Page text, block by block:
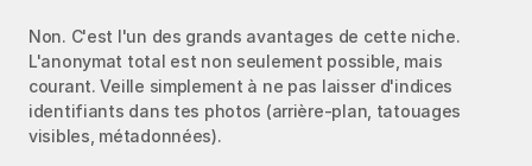
Non. C'est l'un des grands avantages de cette niche.
L'anonymat total est non seulement possible, mais
courant. Veille simplement à ne pas laisser d'indices
identifiants dans tes photos (arrière-plan, tatouages
visibles, métadonnées).